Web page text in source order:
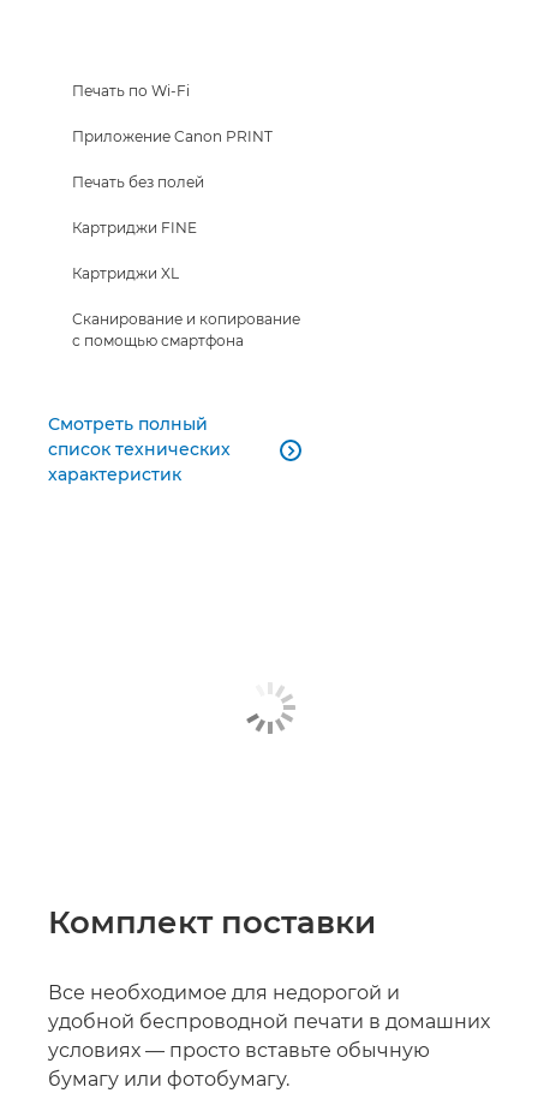
Печать по Wi-Fi
Приложение Canon PRINT
Печать без полей
Картриджи FINE
Картриджи XL
Сканирование и копирование
с помощью смартфона
Смотреть полный
список технических
характеристик

Комплект поставки
Все необходимое для недорогой и
удобной беспроводной печати в домашних
условиях — просто вставьте обычную
бумагу или фотобумагу.